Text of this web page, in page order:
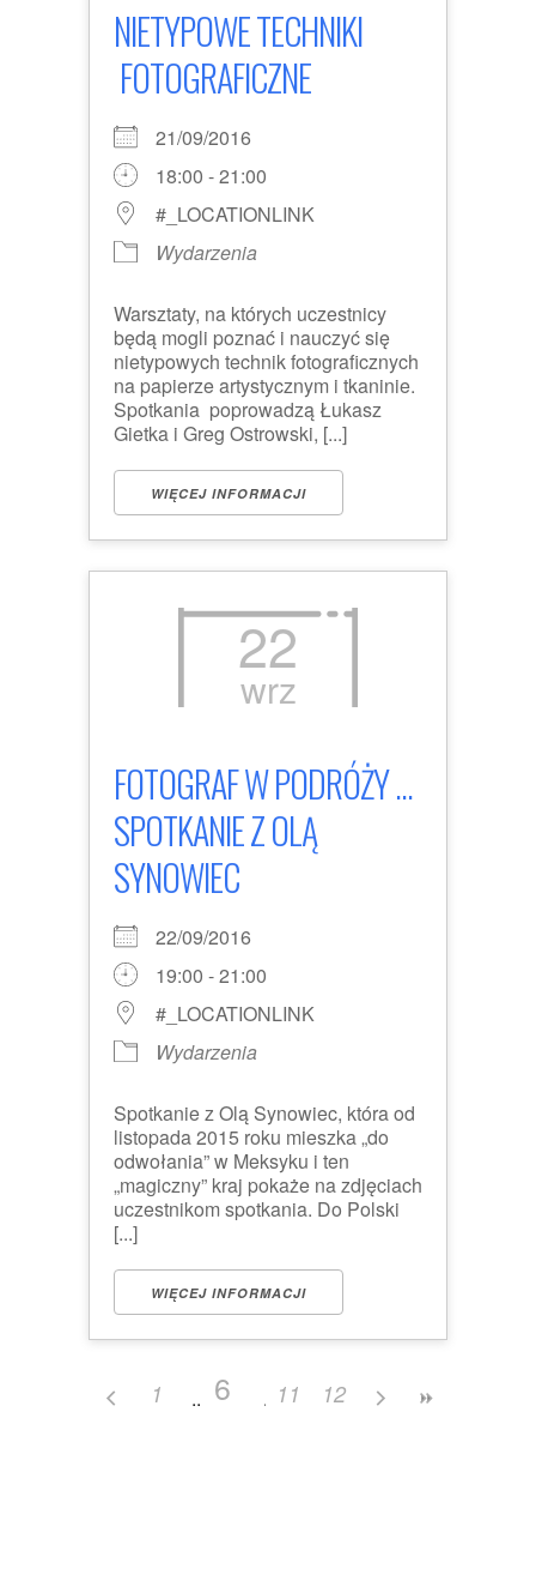
NIETYPOWE TECHNIKI
FOTOGRAFICZNE
21/09/2016
18:00 - 21:00
#_LOCATIONLINK
Wydarzenia
Warsztaty, na których uczestnicy
będą mogli poznać i nauczyć się
nietypowych technik fotograficznych
na papierze artystycznym i tkaninie.
Spotkania poprowadzą Łukasz
Gietka i Greg Ostrowski, [...]
WIĘCEJ INFORMACJI
22
wrz
FOTOGRAF W PODRÓŻY ...
SPOTKANIE Z OLĄ
SYNOWIEC
22/09/2016
19:00 - 21:00
#_LOCATIONLINK
Wydarzenia
Spotkanie z Olą Synowiec, która od
listopada 2015 roku mieszka „do
odwołania” w Meksyku i ten
„magiczny” kraj pokaże na zdjęciach
uczestnikom spotkania. Do Polski
[...]
WIĘCEJ INFORMACJI
1 6 11 12